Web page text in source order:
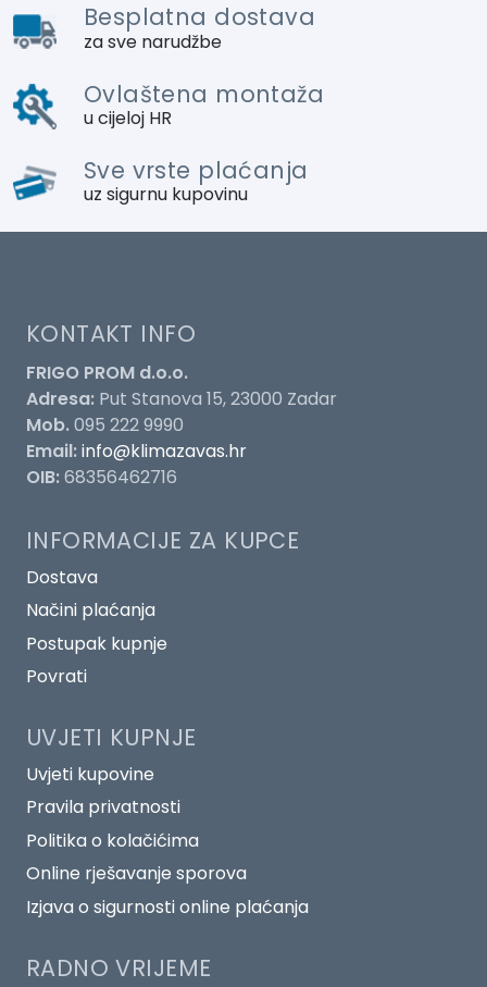
Besplatna dostava
za sve narudžbe
Ovlaštena montaža
u cijeloj HR
Sve vrste plaćanja
uz sigurnu kupovinu
KONTAKT INFO
FRIGO PROM d.o.o.
Adresa: Put Stanova 15, 23000 Zadar
Mob.095 222 9990
Email:info@klimazavas.hr
OIB:68356462716
INFORMACIJE ZA KUPCE
Dostava
Načini plaćanja
Postupak kupnje
Povrati
UVJETI KUPNJE
Uvjeti kupovine
Pravila privatnosti
Politika o kolačićima
Online rješavanje sporova
Izjava o sigurnosti online plaćanja
RADNO VRIJEME